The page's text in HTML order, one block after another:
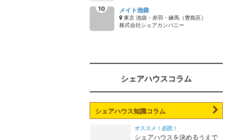
メイト池袋
東京 池袋・赤羽・練馬（豊島区）
株式会社シェアカンパニー
シェアハウスコラム
シェアハウス知識コラム
オススメ！必読！
シェアハウスを決めるうえで